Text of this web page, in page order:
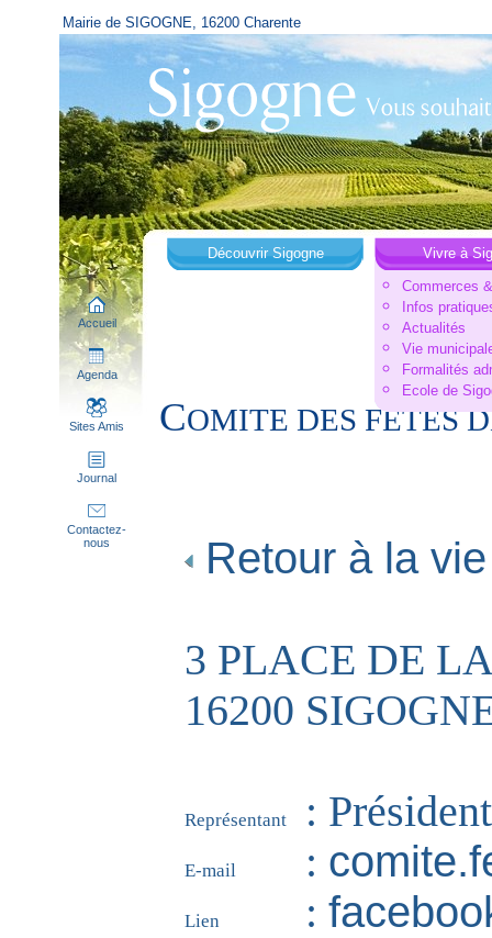
Mairie de SIGOGNE, 16200 Charente
Accueil
Agenda
Sites Amis
Journal
Contactez-
nous
Découvrir Sigogne
Vivre à
Commerces
Infos
Actualités
Vie
Formalités
Ecole de
COMITE DES FETES
Retour à la
3 PLACE DE
16200
Représentant :
E-mail :
Lien :